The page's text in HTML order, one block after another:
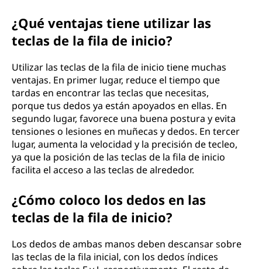
¿Qué ventajas tiene utilizar las
teclas de la fila de inicio?
Utilizar las teclas de la fila de inicio tiene muchas
ventajas. En primer lugar, reduce el tiempo que
tardas en encontrar las teclas que necesitas,
porque tus dedos ya están apoyados en ellas. En
segundo lugar, favorece una buena postura y evita
tensiones o lesiones en muñecas y dedos. En tercer
lugar, aumenta la velocidad y la precisión de tecleo,
ya que la posición de las teclas de la fila de inicio
facilita el acceso a las teclas de alrededor.
¿Cómo coloco los dedos en las
teclas de la fila de inicio?
Los dedos de ambas manos deben descansar sobre
las teclas de la fila inicial, con los dedos índices